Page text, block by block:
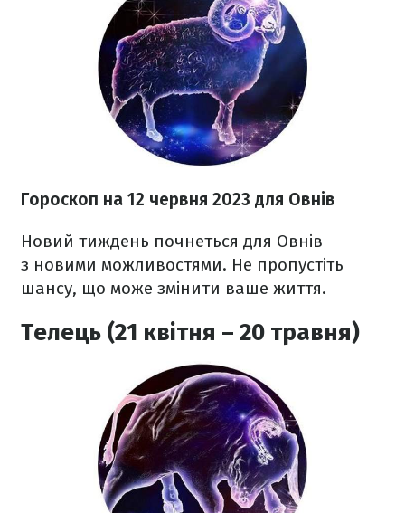
Гороскоп на 12 червня 2023 для Овнів
Новий тиждень почнеться для Овнів
з новими можливостями. Не пропустіть
шансу, що може змінити ваше життя.
Телець (21 квітня – 20 травня)